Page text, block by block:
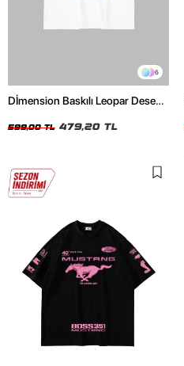
6
Dİmension Baskılı Leopar Desenli
Tshirt
599,00 TL 479,20 TL